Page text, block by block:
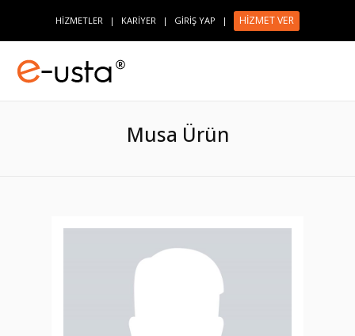
HİZMETLER | KARİYER | GİRİŞ YAP | HİZMET VER
Musa Ürün